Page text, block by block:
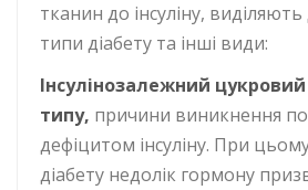
тканин до інсуліну,
типи діабету та інші види:
Інсулінозалежний цукровий
типу, причини виникнення
дефіцитом інсуліну. При
діабету недолік гормону